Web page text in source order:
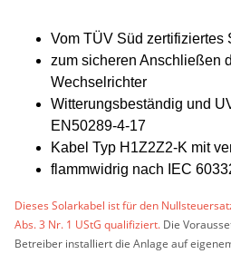
Vom TÜV Süd zertifiziertes
zum sicheren Anschließen
Wechselrichter
Witterungsbeständig und
EN50289-4-17
Kabel Typ H1Z2Z2-K mit
flammwidrig nach IEC
Dieses Solarkabel ist für den
Abs. 3 Nr. 1 UStG qualifiziert. Die
Betreiber installiert die Anlage auf